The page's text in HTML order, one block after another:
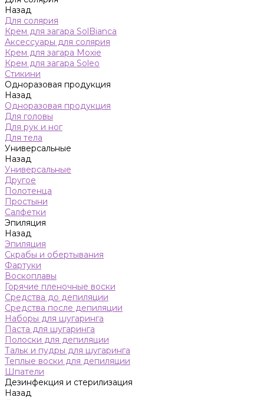
Назад
Для солярия
Крем для загара SolBianca
Аксессуары для солярия
Крем для загара Moxie
Крем для загара Soleo
Стикини
Одноразовая продукция
Назад
Одноразовая продукция
Для головы
Для рук и ног
Для тела
Универсальные
Назад
Универсальные
Другое
Полотенца
Простыни
Салфетки
Эпиляция
Назад
Эпиляция
Скрабы и обертывания
Фартуки
Воскоплавы
Горячие пленочные воски
Средства до депиляции
Средства после депиляции
Наборы для шугаринга
Паста для шугаринга
Полоски для депиляции
Тальк и пудры для шугаринга
Теплые воски для депиляции
Шпатели
Дезинфекция и стерилизация
Назад